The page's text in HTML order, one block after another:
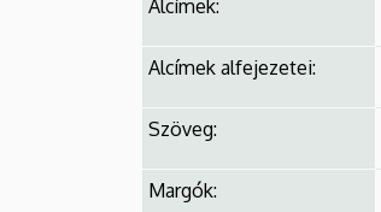
Alcímek:
Alcímek alfejezetei:
Szöveg:
Margók: